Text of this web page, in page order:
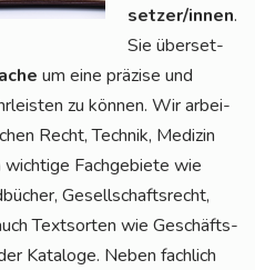
set­zer/in­nen.
Sie über­set­
um eine prä­zi­se und
zu kön­nen. Wir arbei­
Recht, Tech­nik, Medi­zin
Fach­ge­bie­te wie
Gesell­schafts­recht,
Text­sor­ten wie Geschäfts­
Kata­lo­ge. Neben fach­lich